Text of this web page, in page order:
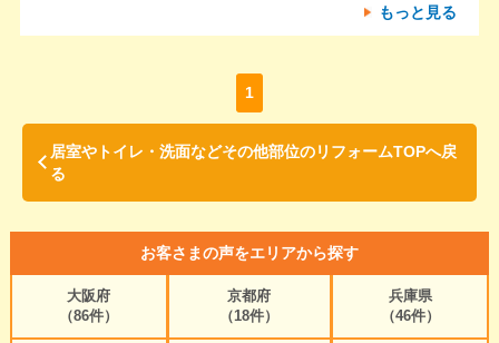
もっと見る
1
居室やトイレ・洗面などその他部位のリフォームTOPへ戻
る
お客さまの声をエリアから探す
大阪府
（86件）
京都府
（18件）
兵庫県
（46件）